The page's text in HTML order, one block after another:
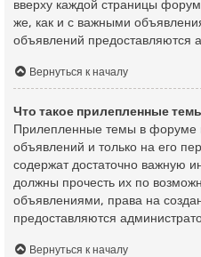
вверху каждой страницы
же, как и с важными
объявлений предоставляются
Вернуться к началу
Что такое прилепленные
Прилепленные темы в форуме
объявлений и только на его
содержат достаточно важную
должны прочесть их по
объявлениями, права на
предоставляются
Вернуться к началу